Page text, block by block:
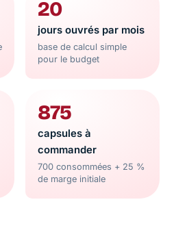
20
jours ouvrés par mois
base de calcul simple
pour le budget
875
capsules à
commander
700 consommées + 25 %
de marge initiale